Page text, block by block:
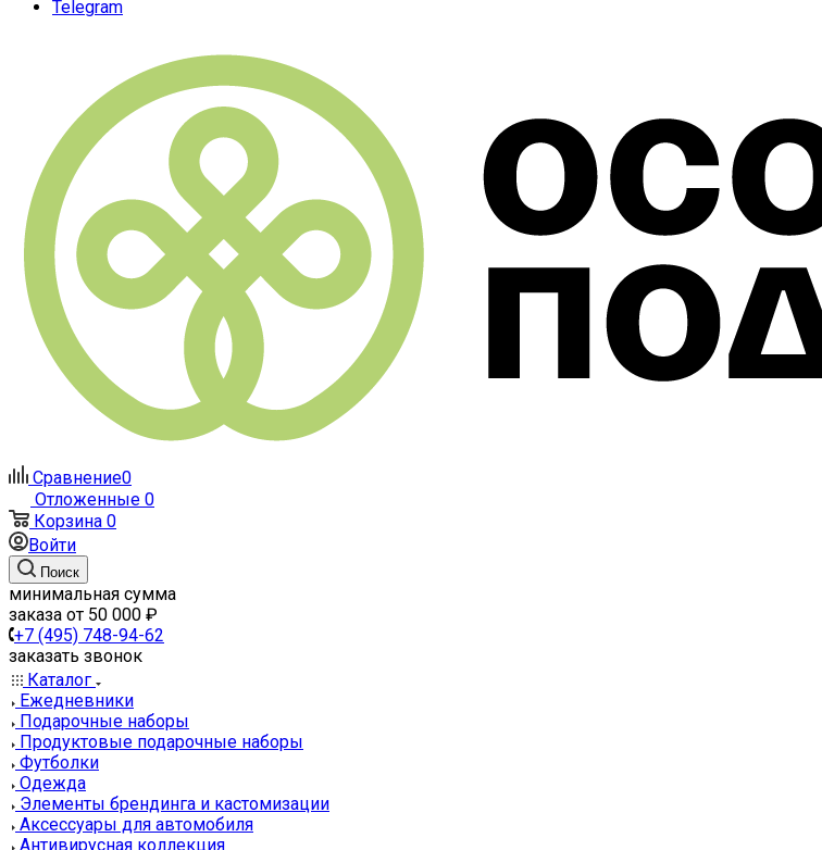
Telegram
Сравнение0
Отложенные 0
Корзина 0
Войти
Поиск
минимальная сумма
заказа от 50 000 ₽
+7 (495) 748-94-62
заказать звонок
Каталог
Ежедневники
Подарочные наборы
Продуктовые подарочные наборы
Футболки
Одежда
Элементы брендинга и кастомизации
Аксессуары для автомобиля
Антивирусная коллекция